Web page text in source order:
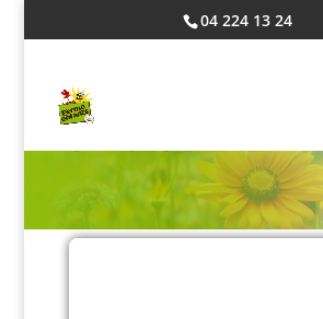
04 224 13 24
STAGES D'ÉTÉ